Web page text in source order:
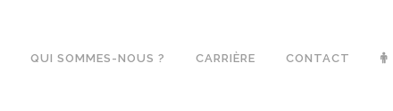
QUI SOMMES-NOUS ? CARRIÈRE CONTACT